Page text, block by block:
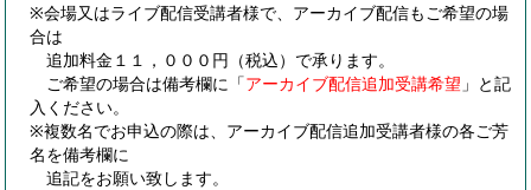
※会場又はライブ配信受講者様で、アーカイブ配信もご希望の場
合は
追加料金１１，０００円（税込）で承ります。
ご希望の場合は備考欄に「アーカイブ配信追加受講希望 」と記
入ください。
※複数名でお申込の際は、アーカイブ配信追加受講者様の各ご芳
名を備考欄に
追記をお願い致します。